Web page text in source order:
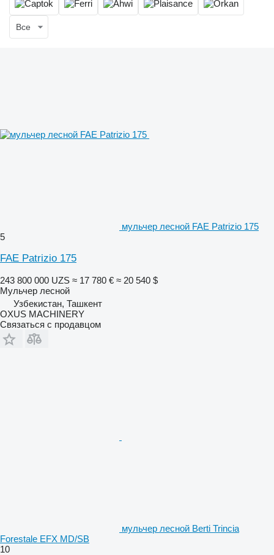
Все
мульчер лесной FAE Patrizio 175
5
FAE Patrizio 175
243 800 000 UZS ≈ 17 780 € ≈ 20 540 $
Мульчер лесной
Узбекистан, Ташкент
OXUS MACHINERY
Связаться с продавцом
мульчер лесной Berti Trincia
Forestale EFX MD/SB
10